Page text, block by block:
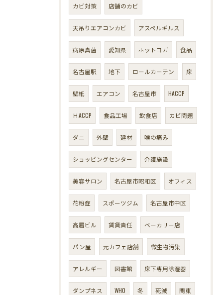
カビ対策 店舗のカビ
天吊りエアコンカビ アスペルギルス
病原真菌 愛知県 ホットヨガ 食品
名古屋駅 地下 ロールカーテン 床
壁紙 エアコン 名古屋市 HACCP
ＨACCP 食品工場 飲食店 カビ問題
ダニ 外壁 建材 喉の痛み
ショッピングセンター 介護施設
美容サロン 名古屋市昭和区 オフィス
花粉症 スポーツジム 名古屋市中区
高層ビル 賃貸責任 ベーカリー店
パン屋 元カフェ店舗 微生物汚染
アレルギー 図書館 床下専用除湿器
ダンプネス WHO 冬 死滅 関東